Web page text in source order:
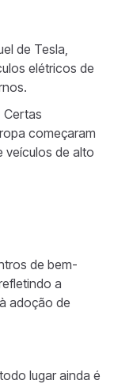
de Tesla,
elétricos de
Certas
começaram
veículos de alto
de bem-
a
adoção de
lugar ainda é